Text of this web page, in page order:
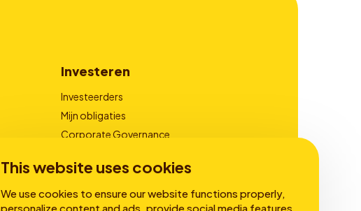
This website uses cookies
We use cookies to ensure our website functions properly,
personalize content and ads, provide social media features,
Investeren
Investeerders
Mijn obligaties
Corporate Governance